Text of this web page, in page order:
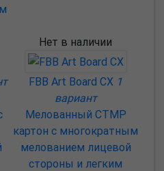
Нет в наличии
FBB Art Board CX 1
вариант
Мелованный CTMP
картон с многократным
мелованием лицевой
стороны и легким